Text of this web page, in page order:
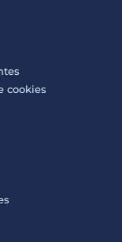
cookies